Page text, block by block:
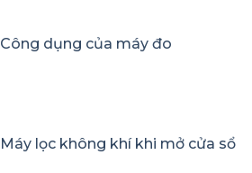
Công dụng của máy đo
Máy lọc không khí khi mở cửa sổ